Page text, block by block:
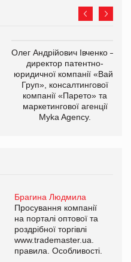
Олег Андрійович Івченко —
директор патентно-
юридичної компанії «Вайз
Груп», консалтингової
компанії «Парето» та
маркетингової агенції
Myka Agency.
Брагина Людмила
Просування компанії
на порталі оптової та
роздрібної торгівлі
www.trademaster.ua.
правила. Особливості.